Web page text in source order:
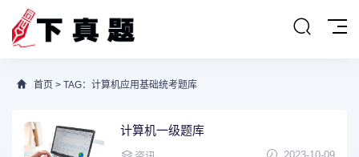
首页 > TAG：计算机应用基础统考题库
计算机一级题库